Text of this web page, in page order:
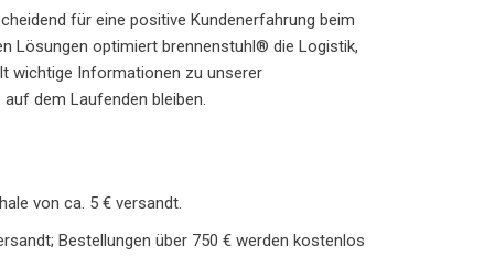
für eine positive Kundenerfahrung beim
Lösungen optimiert brennenstuhl® die Logistik,
wichtige Informationen zu unserer
dem Laufenden bleiben.
von ca. 5 € versandt.
Bestellungen über 750 € werden kostenlos